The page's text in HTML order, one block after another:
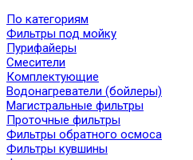
По категориям
Фильтры под мойку
Пурифайеры
Смесители
Комплектующие
Водонагреватели (бойлеры)
Магистральные фильтры
Проточные фильтры
Фильтры обратного осмоса
Фильтры кувшины